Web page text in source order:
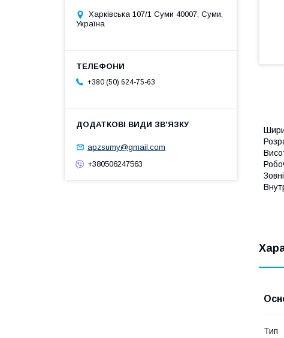
Тип
Харківська 107/1 Суми 40007, Суми,
Україна
+380 (50) 624-75-63
apzsumy@gmail.com
+380506247563